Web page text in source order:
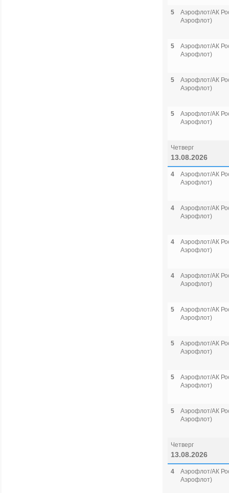
5
Аэрофлот/АК
Аэрофлот)
5
Аэрофлот/АК
Аэрофлот)
5
Аэрофлот/АК
Аэрофлот)
5
Аэрофлот/АК
Аэрофлот)
Четверг
13.08.2026
4
Аэрофлот/АК
Аэрофлот)
4
Аэрофлот/АК
Аэрофлот)
4
Аэрофлот/АК
Аэрофлот)
4
Аэрофлот/АК
Аэрофлот)
5
Аэрофлот/АК
Аэрофлот)
5
Аэрофлот/АК
Аэрофлот)
5
Аэрофлот/АК
Аэрофлот)
5
Аэрофлот/АК
Аэрофлот)
Четверг
13.08.2026
4
Аэрофлот/АК
Аэрофлот)